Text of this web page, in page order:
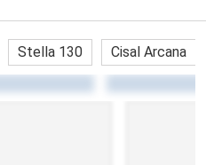
Stella 130 Cisal Arcana